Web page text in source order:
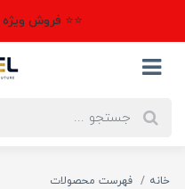
⭐⭐ فروش
خانه
فهرست محصولات